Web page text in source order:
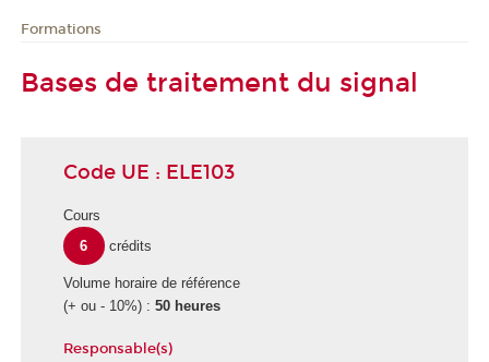
Formations
Bases de traitement du signal
Code UE : ELE103
Cours
6
crédits
Volume horaire de référence
(+ ou - 10%) : 50 heures
Responsable(s)